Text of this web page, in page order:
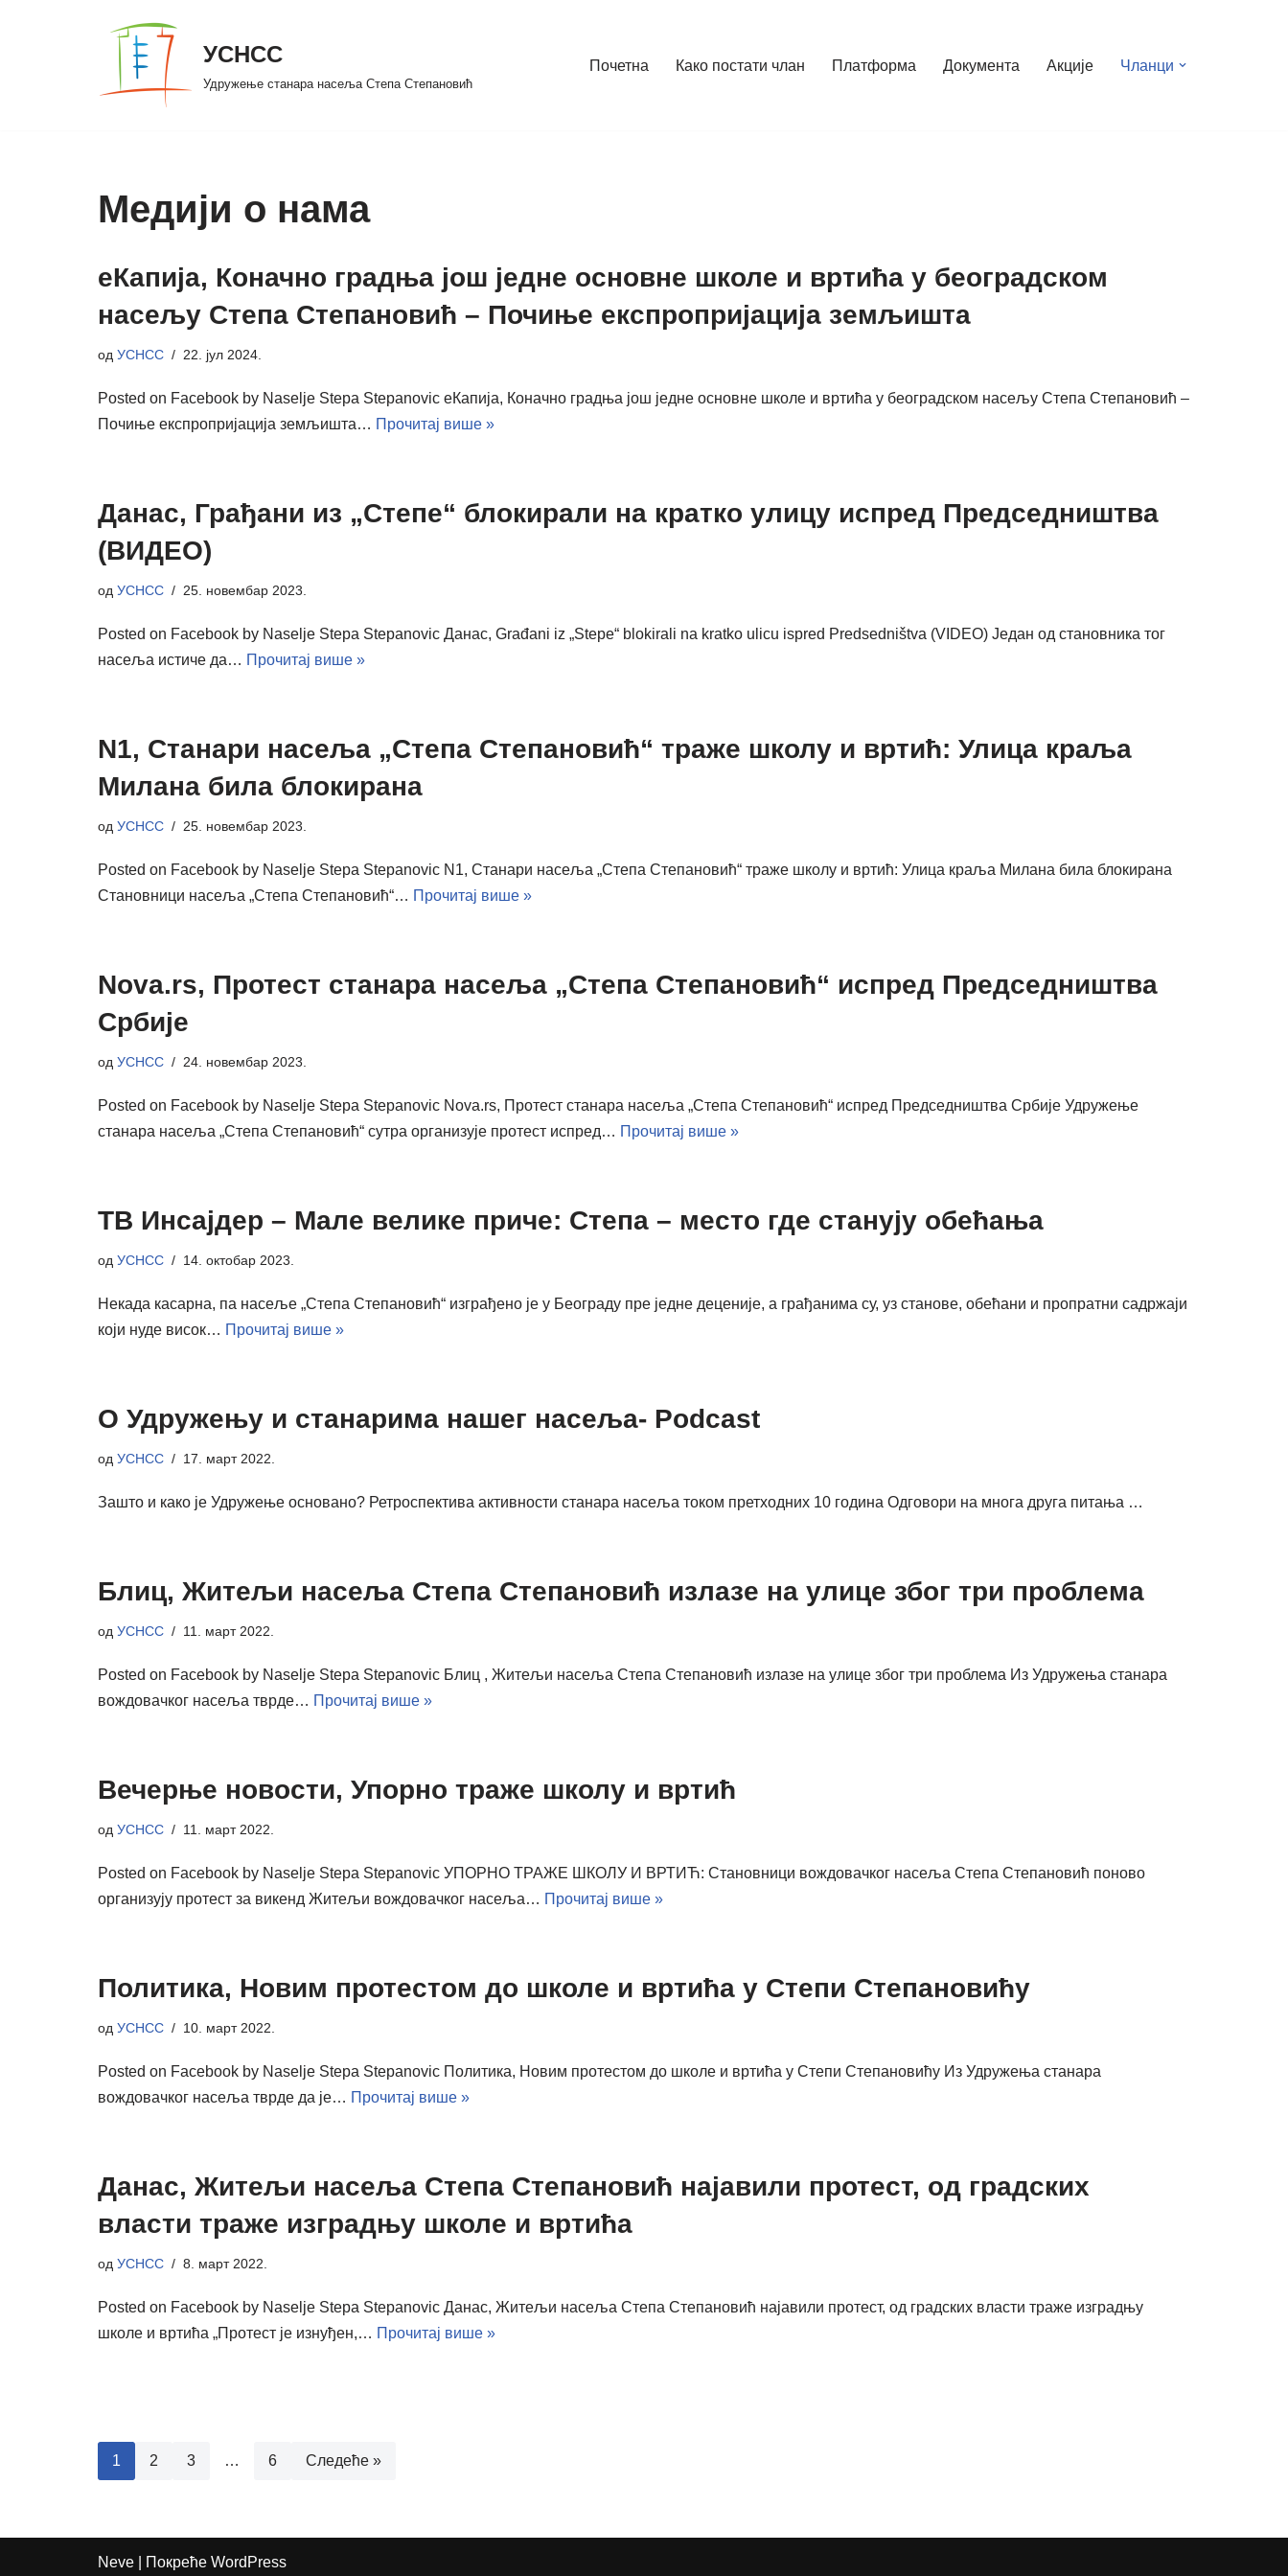
УСНСС
Удружење станара насеља Степа Степановић
Почетна Како постати члан Платформа Документа Акције Чланци
Медији о нама
еКапија, Коначно градња још једне основне школе и вртића у београдском
насељу Степа Степановић – Почиње експропријација земљишта
од УСНСС 22. јул 2024.
Posted on Facebook by Naselje Stepa Stepanovic еКапија, Коначно градња још једне основне школе и вртића у београдском насељу Степа Степановић –
Почиње експропријација земљишта… Прочитај више »
Данас, Грађани из „Степе“ блокирали на кратко улицу испред Председништва
(ВИДЕО)
од УСНСС 25. новембар 2023.
Posted on Facebook by Naselje Stepa Stepanovic Данас, Građani iz „Stepe“ blokirali na kratko ulicu ispred Predsedništva (VIDEO) Један од становника тог
насеља истиче да… Прочитај више »
N1, Станари насеља „Степа Степановић“ траже школу и вртић: Улица краља
Милана била блокирана
од УСНСС 25. новембар 2023.
Posted on Facebook by Naselje Stepa Stepanovic N1, Станари насеља „Степа Степановић“ траже школу и вртић: Улица краља Милана била блокирана
Становници насеља „Степа Степановић“… Прочитај више »
Nova.rs, Протест станара насеља „Степа Степановић“ испред Председништва
Србије
од УСНСС 24. новембар 2023.
Posted on Facebook by Naselje Stepa Stepanovic Nova.rs, Протест станара насеља „Степа Степановић“ испред Председништва Србије Удружење
станара насеља „Степа Степановић“ сутра организује протест испред… Прочитај више »
ТВ Инсајдер – Мале велике приче: Степа – место где станују обећања
од УСНСС 14. октобар 2023.
Некада касарна, па насеље „Степа Степановић“ изграђено је у Београду пре једне деценије, а грађанима су, уз станове, обећани и пропратни садржаји
који нуде висок… Прочитај више »
О Удружењу и станарима нашег насеља- Podcast
од УСНСС 17. март 2022.
Зашто и како је Удружење основано? Ретроспектива активности станара насеља током претходних 10 година Одговори на многа друга питања …
Блиц, Житељи насеља Степа Степановић излазе на улице због три проблема
од УСНСС 11. март 2022.
Posted on Facebook by Naselje Stepa Stepanovic Блиц , Житељи насеља Степа Степановић излазе на улице због три проблема Из Удружења станара
вождовачког насеља тврде… Прочитај више »
Вечерње новости, Упорно траже школу и вртић
од УСНСС 11. март 2022.
Posted on Facebook by Naselje Stepa Stepanovic УПОРНО ТРАЖЕ ШКОЛУ И ВРТИЋ: Становници вождовачког насеља Степа Степановић поново
организују протест за викенд Житељи вождовачког насеља… Прочитај више »
Политика, Новим протестом до школе и вртића у Степи Степановићу
од УСНСС 10. март 2022.
Posted on Facebook by Naselje Stepa Stepanovic Политика, Новим протестом до школе и вртића у Степи Степановићу Из Удружења станара
вождовачког насеља тврде да је… Прочитај више »
Данас, Житељи насеља Степа Степановић најавили протест, од градских
власти траже изградњу школе и вртића
од УСНСС 8. март 2022.
Posted on Facebook by Naselje Stepa Stepanovic Данас, Житељи насеља Степа Степановић најавили протест, од градских власти траже изградњу
школе и вртића „Протест је изнуђен,… Прочитај више »
1 2 3 … 6 Следеће »
Neve | Покреће WordPress